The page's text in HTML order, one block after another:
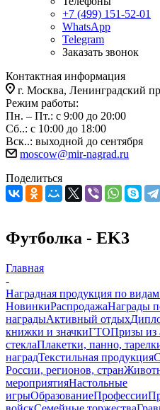
+7 (499) 151-52-01
WhatsApp
Telegram
Заказать звонок
Контактная информация
г. Москва, Ленинградский
Режим работы:
Пн. – Пт.: с 9:00 до 20:00
Сб..: с 10:00 до 18:00
Вск..: выходной до сентября
moscow@mir-nagrad.ru
Поделиться
Футболка - EK3
Главная
-
Наградная продукция по видам
НовинкиРаспродажаНаграды
наградыАктивный отдых
книжки и значкиГТОПризы из
стеклаПлакетки, панно,
наградТекстильная продукция
России, регионов, стран
мероприятияНастольные
игрыОбразованиеПрофессии